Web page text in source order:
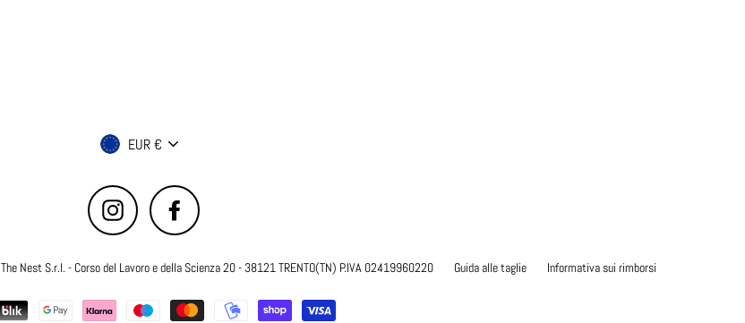
Valuta
EUR €
Instagram Facebook
The Nest S.r.l. - Corso del Lavoro e della Scienza 20 - 38121 TRENTO(TN) P.IVA 02419960220 Guida alle taglie Informativa sui rimborsi